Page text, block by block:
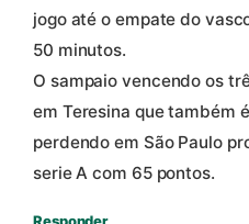
jogo até o empate do
50 minutos.
O sampaio vencendo os
em Teresina que também
perdendo em São Paulo
serie A com 65 pontos.